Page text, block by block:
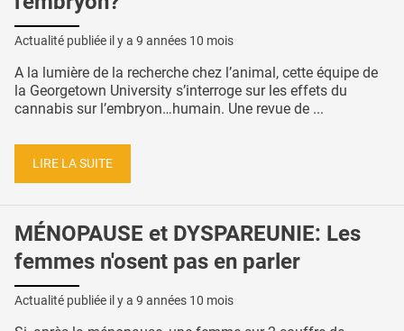
Actualité publiée il y a 9 années 10 mois
A la lumière de la recherche chez l’animal, cette équipe de
la Georgetown University s’interroge sur les effets du
cannabis sur l’embryon…humain. Une revue de ...
LIRE LA SUITE
MÉNOPAUSE et DYSPAREUNIE: Les
femmes n'osent pas en parler
Actualité publiée il y a 9 années 10 mois